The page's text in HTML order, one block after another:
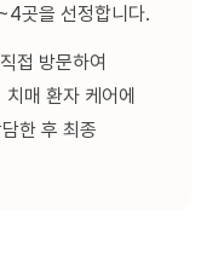
곳을 선정합니다.
접 방문하여
매 환자 케어에
한 후 최종